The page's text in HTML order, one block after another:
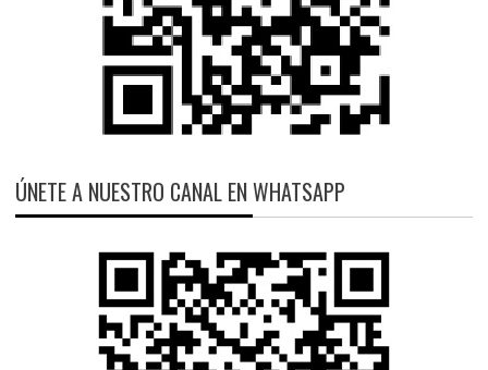
ÚNETE A NUESTRO CANAL EN WHATSAPP